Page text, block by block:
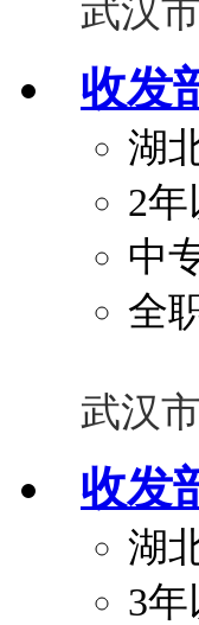
武汉
收发
湖
2年
中
全
武汉
收发
湖
3年